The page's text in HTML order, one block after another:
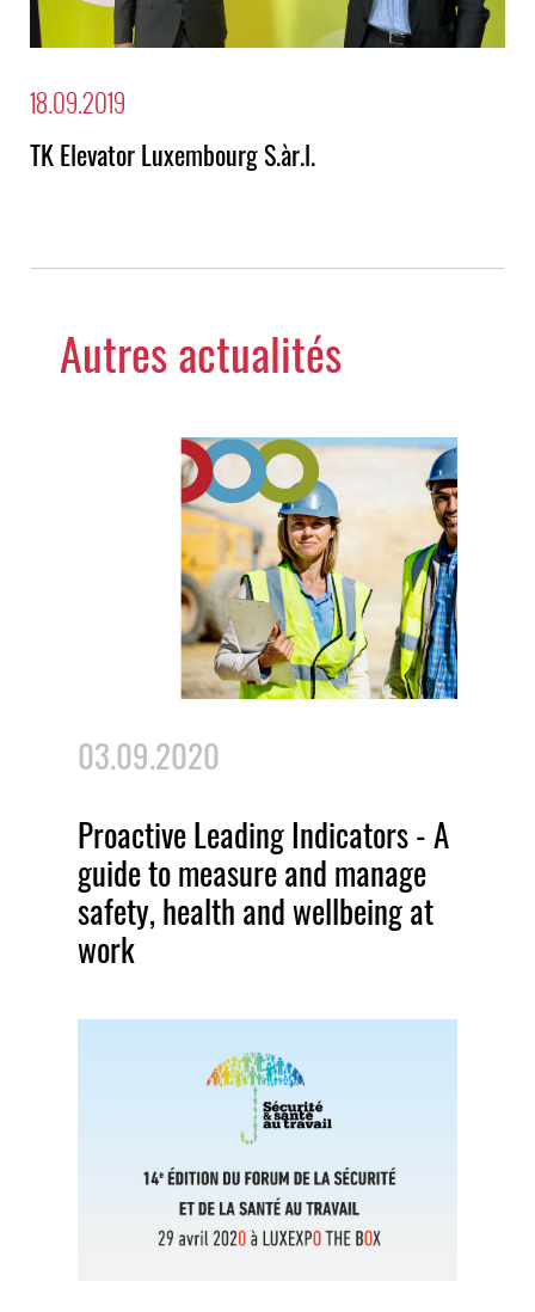
18.09.2019
TK Elevator Luxembourg S.àr.l.
Autres actualités
03.09.2020
Proactive Leading Indicators - A
guide to measure and manage
safety, health and wellbeing at
work